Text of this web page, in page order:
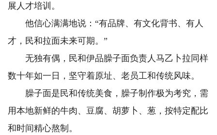
展人才培训。
他信心满满地说：“有品牌、有文化背书、有人
才，民和拉面未来可期。”
无独有偶，民和伊品臊子面负责人马乙卜拉同样
数十年如一日，坚守着原址、老员工和传统风味。
臊子面是民和传统美食，臊子制作极为考究，需
用本地新鲜的牛肉、豆腐、胡萝卜、葱，按特定配比
和时间精心熬制。